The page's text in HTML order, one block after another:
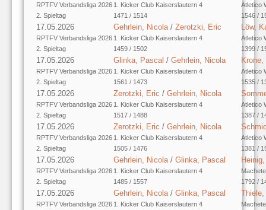
RPTFV Verbandsliga 2026
2. Spieltag
1. Kicker Club Kaiserslautern 4
1471 / 1514
Atletico
1546 /
17.05.2026
RPTFV Verbandsliga 2026
2. Spieltag
Gehrlein, Nicola / Zerotzki, Eric
1. Kicker Club Kaiserslautern 4
1459 / 1502
Löw,
Atletico
1399 /
17.05.2026
RPTFV Verbandsliga 2026
2. Spieltag
Glinka, Pascal / Gehrlein, Nicola
1. Kicker Club Kaiserslautern 4
1561 / 1473
Krone,
Atletico
1535 /
17.05.2026
RPTFV Verbandsliga 2026
2. Spieltag
Zerotzki, Eric / Gehrlein, Nicola
1. Kicker Club Kaiserslautern 4
1517 / 1488
Atletico
1387 /
17.05.2026
RPTFV Verbandsliga 2026
2. Spieltag
Zerotzki, Eric / Gehrlein, Nicola
1. Kicker Club Kaiserslautern 4
1505 / 1476
Atletico
1381 /
17.05.2026
RPTFV Verbandsliga 2026
2. Spieltag
Gehrlein, Nicola / Glinka, Pascal
1. Kicker Club Kaiserslautern 4
1485 / 1557
1792 /
17.05.2026
RPTFV Verbandsliga 2026
Gehrlein, Nicola / Glinka, Pascal
1. Kicker Club Kaiserslautern 4
Thiele,